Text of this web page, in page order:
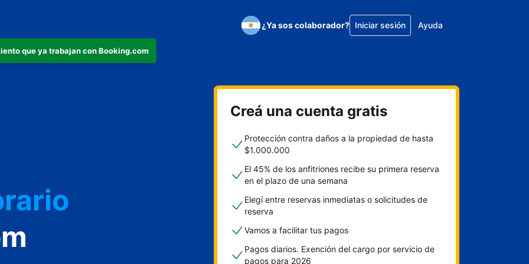
que ya trabajan con Booking.com
¿Ya sos colaborador? Iniciar sesión Ayuda
Creá una cuenta gratis
Protección contra daños a la propiedad de hasta
$1.000.000
El 45% de los anfitriones recibe su primera reserva
en el plazo de una semana
Elegí entre reservas inmediatas o solicitudes de
reserva
Vamos a facilitar tus pagos
Pagos diarios. Exención del cargo por servicio de
pagos para 2026